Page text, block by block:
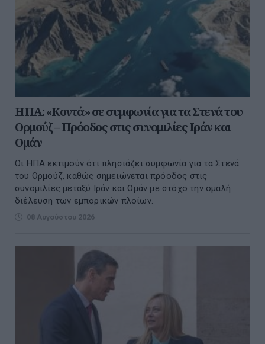
ΗΠΑ: «Κοντά» σε συμφωνία για τα Στενά του
Ορμούζ – Πρόοδος στις συνομιλίες Ιράν και
Ομάν
Οι ΗΠΑ εκτιμούν ότι πλησιάζει συμφωνία για τα Στενά
του Ορμούζ, καθώς σημειώνεται πρόοδος στις
συνομιλίες μεταξύ Ιράν και Ομάν με στόχο την ομαλή
διέλευση των εμπορικών πλοίων.
08 Αυγούστου 2026